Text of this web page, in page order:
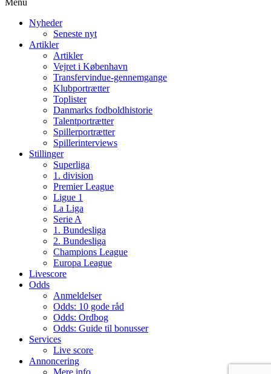
Menu
Nyheder
Seneste nyt
Artikler
Artikler
Vejret i København
Transfervindue-gennemgange
Klubportrætter
Toplister
Danmarks fodboldhistorie
Talentportrætter
Spillerportrætter
Spillerinterviews
Stillinger
Superliga
1. division
Premier League
Ligue 1
La Liga
Serie A
1. Bundesliga
2. Bundesliga
Champions League
Europa League
Livescore
Odds
Anmeldelser
Odds: 10 gode råd
Odds: Ordbog
Odds: Guide til bonusser
Services
Live score
Annoncering
Mere info